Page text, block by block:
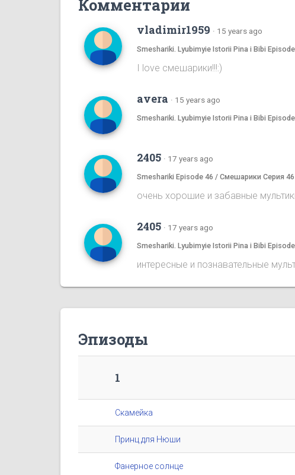
Комментарии
vladimir1959 · 15 years ago
Smeshariki. Lyubimyie Istorii Pina i Bibi
I love смешаpики!!!:)
avera · 15 years ago
Smeshariki. Lyubimyie Istorii Pina i Bibi
2405 · 17 years ago
Smeshariki Episode 46 / Смешарики Серия 46
очень хорошие и забавные
2405 · 17 years ago
Smeshariki. Lyubimyie Istorii Pina i Bibi
интересные и познавательные
Эпизоды
1
Скамейка
Принц для Нюши
Фанерное солнце